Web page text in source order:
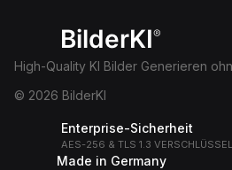
BilderKI®
High-Quality KI Bilder Generieren
© 2026 BilderKI
Enterprise-Sicherheit
AES-256 & TLS 1.3
Made in Germany